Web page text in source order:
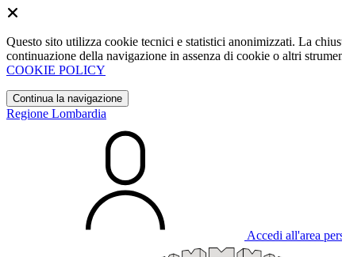
Questo sito utilizza cookie tecnici e statistici anonimizzati. La
continuazione della navigazione in assenza di cookie o altri
COOKIE POLICY
Continua la navigazione
Regione Lombardia
Accedi all'area